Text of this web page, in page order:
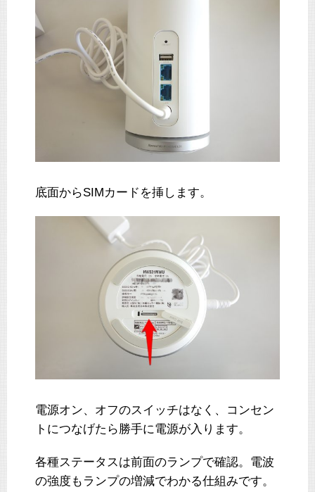
底面からSIMカードを挿します。
電源オン、オフのスイッチはなく、コンセン
トにつなげたら勝手に電源が入ります。
各種ステータスは前面のランプで確認。電波
の強度もランプの増減でわかる仕組みです。